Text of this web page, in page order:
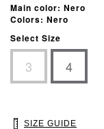
Main color: Nero
Colors: Nero
Select Size
3 4
SIZE GUIDE